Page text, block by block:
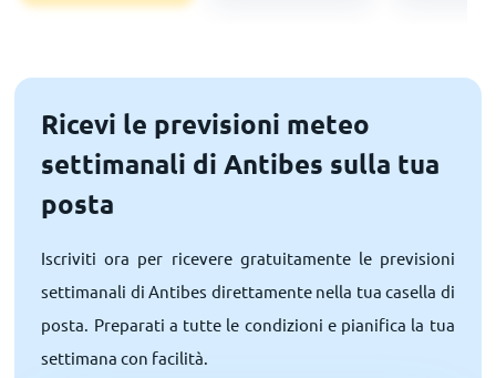
Ricevi le previsioni meteo
settimanali di Antibes sulla tua
posta
Iscriviti ora per ricevere gratuitamente le previsioni
settimanali di Antibes direttamente nella tua casella di
posta. Preparati a tutte le condizioni e pianifica la tua
settimana con facilità.